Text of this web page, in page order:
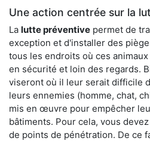
Une action centrée sur la
La lutte préventive permet de
exception et d'installer des
tous les endroits où ces
en sécurité et loin des regards.
viseront où il leur serait difficile
leurs ennemies (homme, chat,
mis en œuvre pour empêcher
bâtiments. Pour cela, vous
de points de pénétration. De ce